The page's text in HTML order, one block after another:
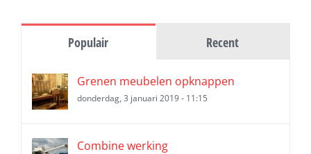
Populair Recent
Grenen meubelen opknappen
donderdag, 3 januari 2019 - 11:15
Combine werking